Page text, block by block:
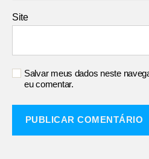
Site
Salvar meus dados neste
eu comentar.